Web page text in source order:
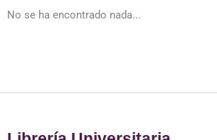
No se ha encontrado nada...